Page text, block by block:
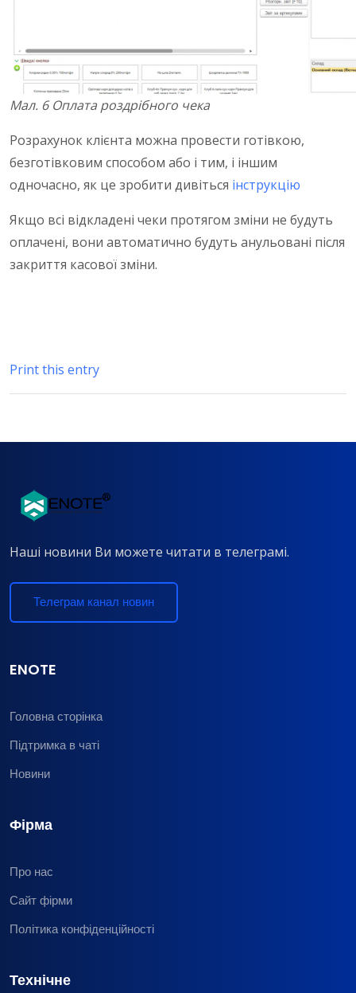
Мал. 6 Оплата роздрібного чека
Розрахунок клієнта можна провести готівкою,
безготівковим способом або і тим, і іншим
одночасно, як це зробити дивіться інструкцію
Якщо всі відкладені чеки протягом зміни не будуть
оплачені, вони автоматично будуть анульовані після
закриття касової зміни.
Print this entry
Наші новини Ви можете читати в телеграмі.
Телеграм канал новин
ENOTE
Головна сторінка
Підтримка в чаті
Новини
Фірма
Про нас
Сайт фірми
Політика конфіденційності
Технічне